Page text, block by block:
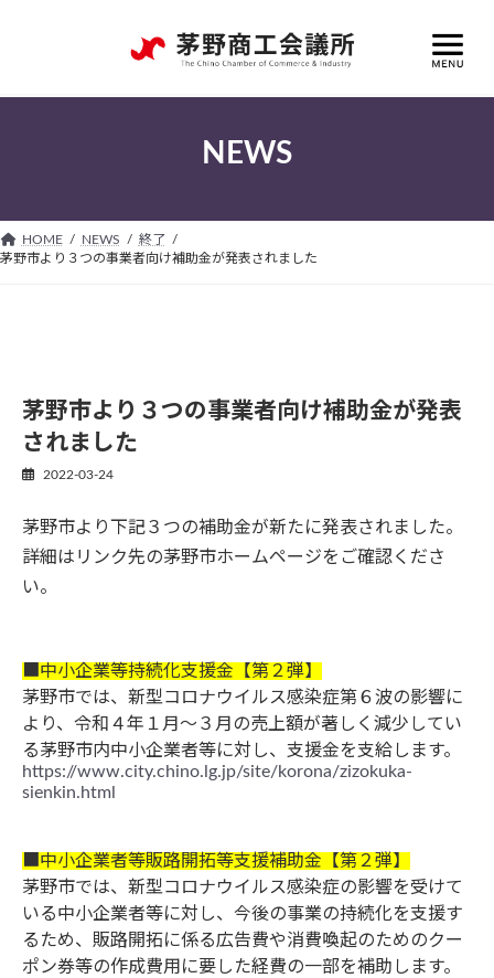
プ
動
NEWS
HOME NEWS
終了
茅野市より３つの事業者向け補助金が発表されました
茅野市より３つの事業者向け補助金が発表
されました
2022-03-24
茅野市より下記３つの補助金が新たに発表されました。
詳細はリンク先の茅野市ホームページをご確認くださ
い。
■中小企業等持続化支援金【第２弾】
茅野市では、新型コロナウイルス感染症第６波の影響に
より、令和４年１月～３月の売上額が著しく減少してい
る茅野市内中小企業者等に対し、支援金を支給します。
https://www.city.chino.lg.jp/site/korona/zizokuka-
sienkin.html
■中小企業者等販路開拓等支援補助金【第２弾】
茅野市では、新型コロナウイルス感染症の影響を受けて
いる中小企業者等に対し、今後の事業の持続化を支援す
るため、販路開拓に係る広告費や消費喚起のためのクー
ポン券等の作成費用に要した経費の一部を補助します。